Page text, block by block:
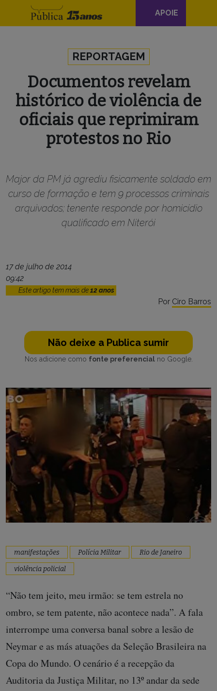
Navegação
principal
APOIE
REPORTAGEM
Documentos revelam
histórico de violência de
oficiais que reprimiram
protestos no Rio
Major da PM já agrediu fisicamente soldado em
curso de formação e tem 9 processos criminais
arquivados; tenente responde por homicídio
qualificado em Niterói
17 de julho de 2014
09:42
Este artigo tem mais de12 anos
Por Ciro Barros
Não deixe a Publica sumir
Nos adicione como fonte preferencialno Google.
manifestações Polícia Militar
Rio de Janeiro
violência policial
“Não tem jeito, meu irmão: se tem estrela no
ombro, se tem patente, não acontece nada”. A fala
interrompe uma conversa banal sobre a lesão de
Neymar e as más atuações da Seleção Brasileira na
Copa do Mundo. O cenário é a recepção da
Auditoria da Justiça Militar, no 13º andar da sede